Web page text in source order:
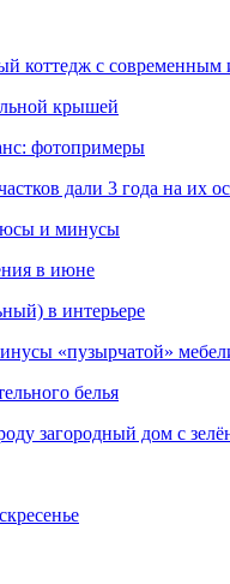
коттедж с современным
крышей
фотопримеры
дали 3 года на их
и минусы
в июне
в интерьере
«пузырчатой»
белья
загородный дом с